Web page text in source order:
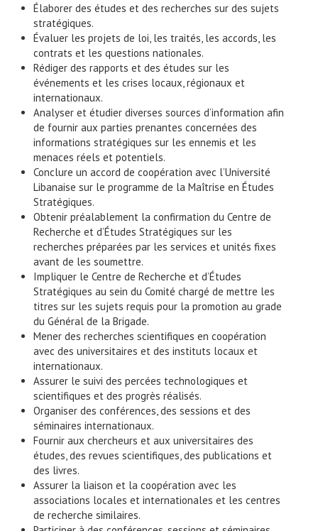
Élaborer des études et des recherches sur des sujets
stratégiques.
Évaluer les projets de loi, les traités, les accords, les
contrats et les questions nationales.
Rédiger des rapports et des études sur les
événements et les crises locaux, régionaux et
internationaux.
Analyser et étudier diverses sources d’information afin
de fournir aux parties prenantes concernées des
informations stratégiques sur les ennemis et les
menaces réels et potentiels.
Conclure un accord de coopération avec l’Université
Libanaise sur le programme de la Maîtrise en Études
Stratégiques.
Obtenir préalablement la confirmation du Centre de
Recherche et d’Études Stratégiques sur les
recherches préparées par les services et unités fixes
avant de les soumettre.
Impliquer le Centre de Recherche et d’Études
Stratégiques au sein du Comité chargé de mettre les
titres sur les sujets requis pour la promotion au grade
du Général de la Brigade.
Mener des recherches scientifiques en coopération
avec des universitaires et des instituts locaux et
internationaux.
Assurer le suivi des percées technologiques et
scientifiques et des progrès réalisés.
Organiser des conférences, des sessions et des
séminaires internationaux.
Fournir aux chercheurs et aux universitaires des
études, des revues scientifiques, des publications et
des livres.
Assurer la liaison et la coopération avec les
associations locales et internationales et les centres
de recherche similaires.